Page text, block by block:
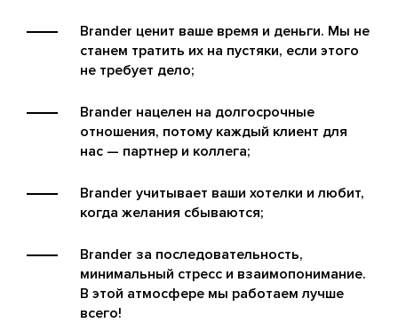
Brander ценит ваше время и деньги. Мы не
станем тратить их на пустяки, если этого
не требует дело;
Brander нацелен на долгосрочные
отношения, потому каждый клиент для
нас — партнер и коллега;
Brander учитывает ваши хотелки и любит,
когда желания сбываются;
Brander за последовательность,
минимальный стресс и взаимопонимание.
В этой атмосфере мы работаем лучше
всего!